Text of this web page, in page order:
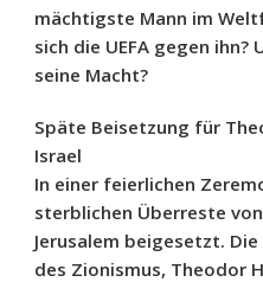
mächtigste Mann im
sich die UEFA gegen
seine Macht?
Späte Beisetzung für
Israel
In einer feierlichen
sterblichen Überreste
Jerusalem beigesetzt.
des Zionismus, Theodor